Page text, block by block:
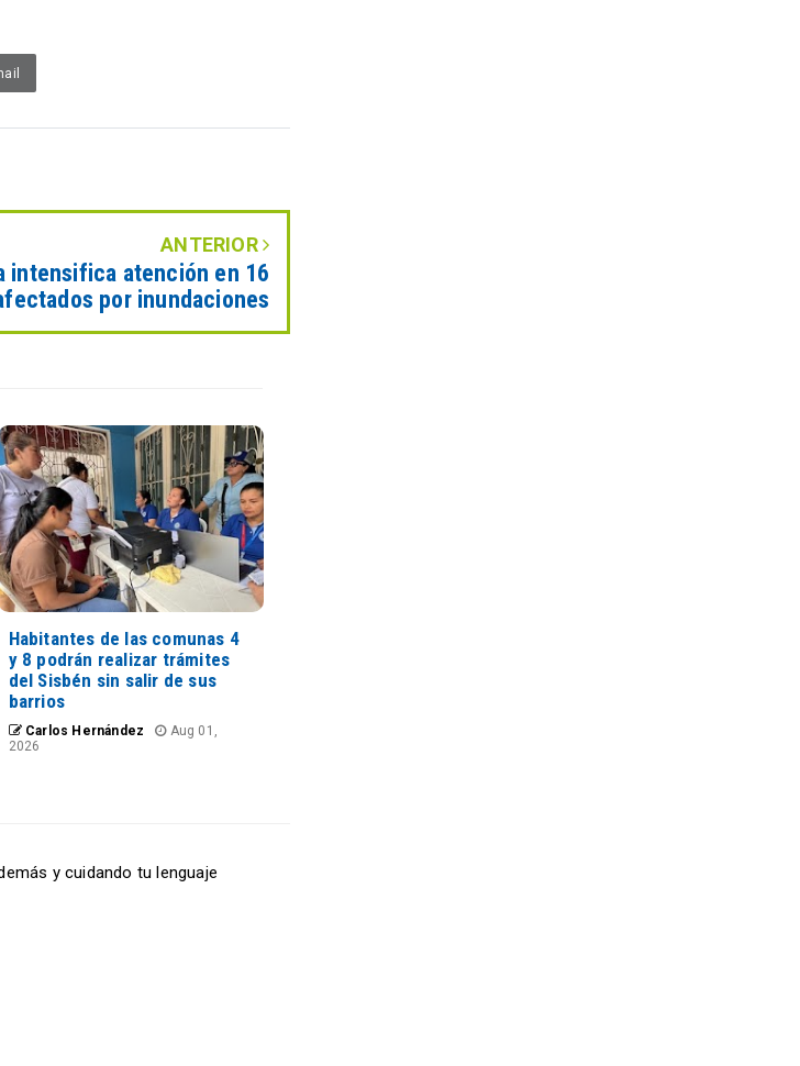
ANTERIOR
intensifica atención en 16
por inundaciones
Habitantes de las comunas 4
y 8 podrán realizar trámites
del Sisbén sin salir de sus
barrios
Carlos Hernández
Aug 01,
2026
y cuidando tu lenguaje